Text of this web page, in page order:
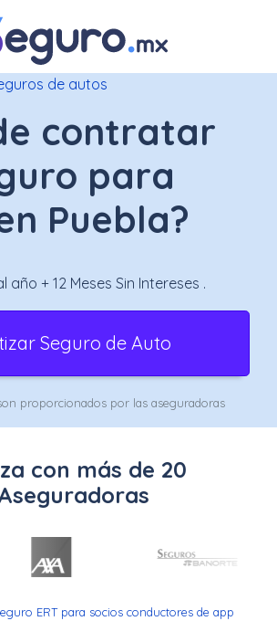
contratar
para
Puebla?
año + 12 Meses Sin Intereses .
Seguro de Auto
proporcionados por las aseguradoras
con más de 20
ERT para socios conductores de app